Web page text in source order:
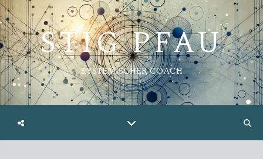
STIG PFAU
SYSTEMISCHER COACH